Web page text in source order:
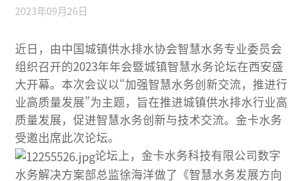
2023年09月26日
近日，由中国城镇供水排水协会智慧水务专业委员会
组织召开的2023年年会暨城镇智慧水务论坛在西安盛
大开幕。本次会议以“加强智慧水务创新交流，推进行
业高质量发展”为主题，旨在推进城镇供水排水行业高
质量发展，促进智慧水务创新与技术交流。金卡水务
受邀出席此次论坛。
论坛上，金卡水务科技有限公司数字
水务解决方案部总监徐海洋做了《智慧水务发展方向